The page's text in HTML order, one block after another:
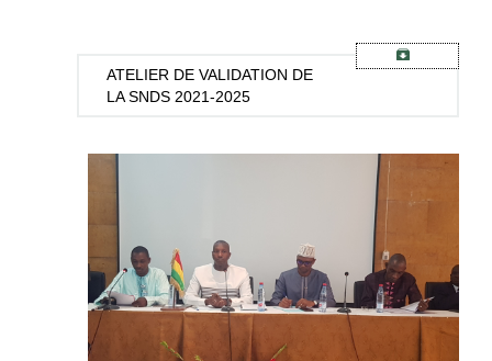
ATELIER DE VALIDATION DE
LA SNDS 2021-2025